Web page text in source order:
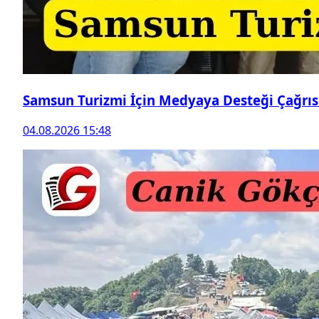
Samsun Turizmi İçin Medyaya Desteği
04.08.2026 15:48